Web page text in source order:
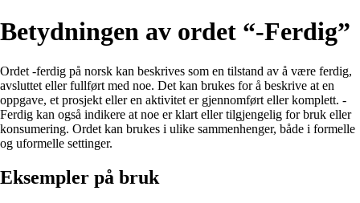
Betydningen av ordet “-Ferdig”
Ordet -ferdig på norsk kan beskrives som en tilstand av å være ferdig,
avsluttet eller fullført med noe. Det kan brukes for å beskrive at en
oppgave, et prosjekt eller en aktivitet er gjennomført eller komplett. -
Ferdig kan også indikere at noe er klart eller tilgjengelig for bruk eller
konsumering. Ordet kan brukes i ulike sammenhenger, både i formelle
og uformelle settinger.
Eksempler på bruk